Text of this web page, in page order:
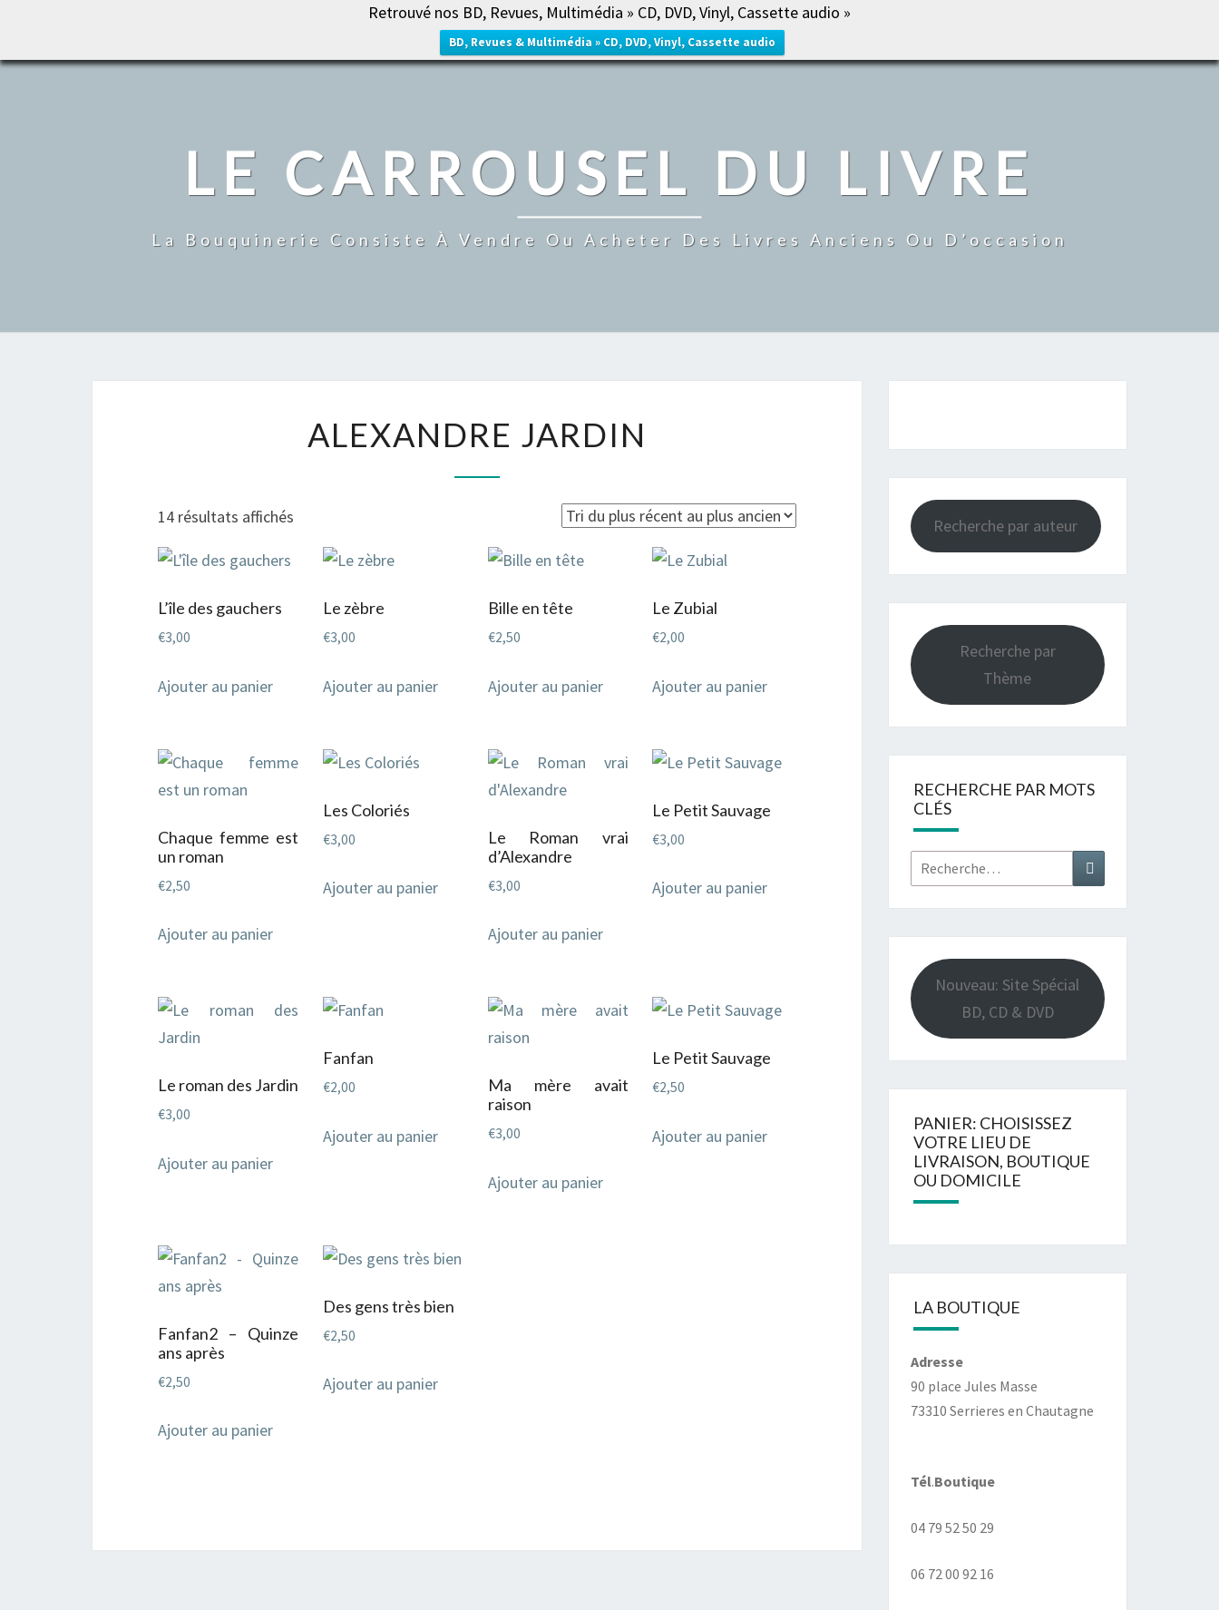
Retrouvé nos BD, Revues, Multimédia » CD, DVD, Vinyl, Cassette audio »
BD, Revues & Multimédia » CD, DVD, Vinyl, Cassette audio
ACCUEIL
LE CARROUSEL DU LIVRE
La Bouquinerie Consiste À Vendre Ou Acheter Des Livres Anciens Ou D’occasion
JARDIN
ALEXANDRE JARDIN
14 résultats affichés
récent
ancien
L’île des gauchers
€3,00
Ajouter au panier
Le zèbre
€3,00
Ajouter au panier
Bille en tête
€2,50
Ajouter au panier
Le Zubial
€2,00
Ajouter au panier
Chaque femme est
un roman
€2,50
Ajouter au panier
Les Coloriés
€3,00
Ajouter au panier
Le Roman vrai
d’Alexandre
€3,00
Ajouter au panier
Le Petit Sauvage
€3,00
Ajouter au panier
Le roman des Jardin
€3,00
Ajouter au panier
Fanfan
€2,00
Ajouter au panier
Ma mère avait
raison
€3,00
Ajouter au panier
Le Petit Sauvage
€2,50
Ajouter au panier
Fanfan2 – Quinze
ans après
€2,50
Ajouter au panier
Des gens très bien
€2,50
Ajouter au panier
Recherche par auteur
Recherche par
Thème
RECHERCHE PAR MOTS
CLÉS
Rechercher : Recherche
Nouveau: Site Spécial
BD, CD & DVD
PANIER: CHOISISSEZ
VOTRE LIEU DE
LIVRAISON, BOUTIQUE
OU DOMICILE
LA BOUTIQUE
Adresse
90 place Jules Masse
73310 Serrieres en Chautagne
Tél.Boutique
04 79 52 50 29
06 72 00 92 16